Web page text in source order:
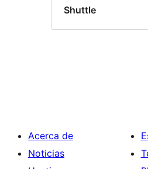
Shuttle
Acerca de
Noticias